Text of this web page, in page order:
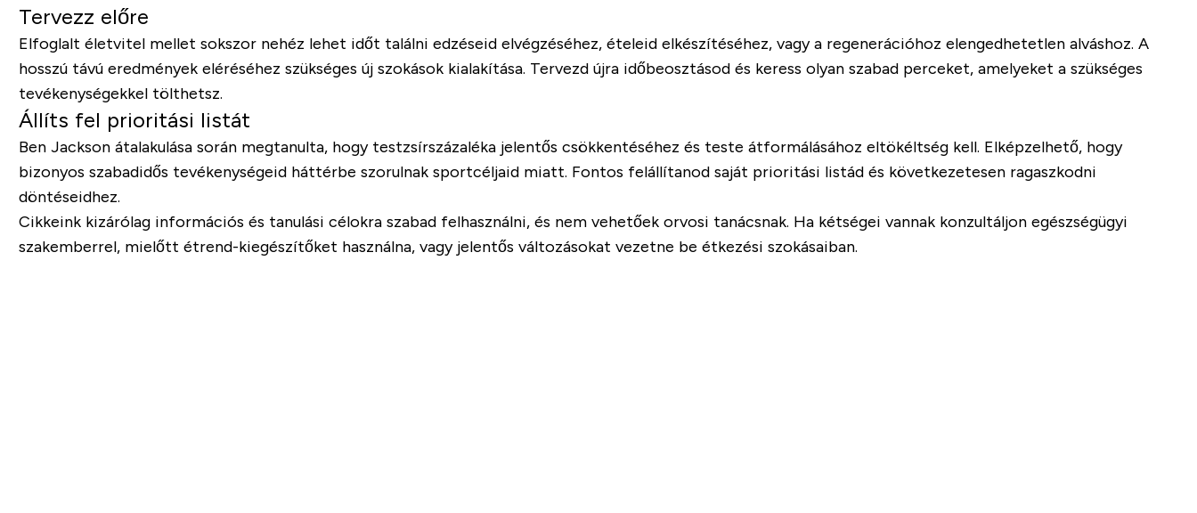
Tervezz előre
Elfoglalt életvitel mellet sokszor nehéz lehet időt találni edzéseid elvégzéséhez, ételeid elkészítéséhez, vagy a regenerációhoz elengedhetetlen alváshoz. A
hosszú távú eredmények eléréséhez szükséges új szokások kialakítása. Tervezd újra időbeosztásod és keress olyan szabad perceket, amelyeket a szükséges
tevékenységekkel tölthetsz.
Állíts fel prioritási listát
Ben Jackson átalakulása során megtanulta, hogy testzsírszázaléka jelentős csökkentéséhez és teste átformálásához eltökéltség kell. Elképzelhető, hogy
bizonyos szabadidős tevékenységeid háttérbe szorulnak sportcéljaid miatt. Fontos felállítanod saját prioritási listád és következetesen ragaszkodni
döntéseidhez.
Cikkeink kizárólag információs és tanulási célokra szabad felhasználni, és nem vehetőek orvosi tanácsnak. Ha kétségei vannak konzultáljon egészségügyi
szakemberrel, mielőtt étrend-kiegészítőket használna, vagy jelentős változásokat vezetne be étkezési szokásaiban.